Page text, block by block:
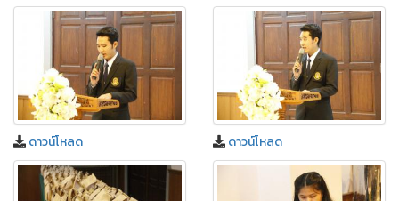
ดาวน์โหลด ดาวน์โหลด